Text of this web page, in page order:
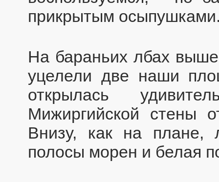
прикрытым
На бараньих лбах
уцелели две наши
открылась
Мижиргийской стены
Внизу, как на плане,
полосы морен и белая